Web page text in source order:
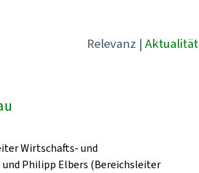
Relevanz | Aktualität
Wirtschafts- und
Philipp Elbers (Bereichsleiter